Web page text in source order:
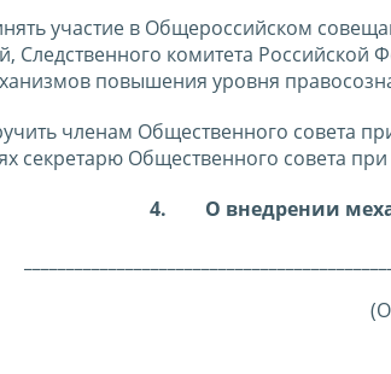
участие в Общероссийском
Следственного комитета
повышения уровня
членам Общественного совета при
секретарю Общественного совета
4. О внедрении